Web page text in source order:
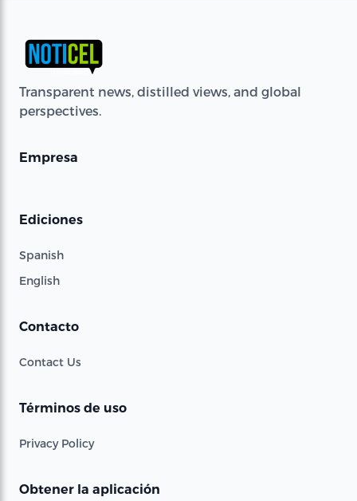
Transparent news, distilled views, and global
perspectives.
Empresa
Ediciones
Spanish
English
Contacto
Contact Us
Términos de uso
Privacy Policy
Obtener la aplicación